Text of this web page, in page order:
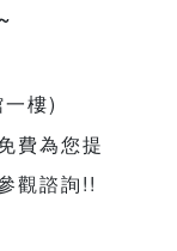
樓)
費為您提
觀諮詢!!